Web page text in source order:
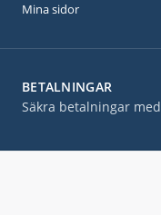
BETALNINGAR
Säkra betalningar med
Mina sidor